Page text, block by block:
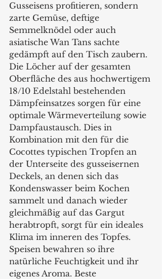
Gusseisens profitieren, sondern
zarte Gemüse, deftige
Semmelknödel oder auch
asiatische Wan Tans sachte
gedämpft auf den Tisch zaubern.
Die Löcher auf der gesamten
Oberfläche des aus hochwertigem
18/10 Edelstahl bestehenden
Dämpfeinsatzes sorgen für eine
optimale Wärmeverteilung sowie
Dampfaustausch. Dies in
Kombination mit den für die
Cocottes typischen Tropfen an
der Unterseite des gusseisernen
Deckels, an denen sich das
Kondenswasser beim Kochen
sammelt und danach wieder
gleichmäßig auf das Gargut
herabtropft, sorgt für ein ideales
Klima im inneren des Topfes.
Speisen bewahren so ihre
natürliche Feuchtigkeit und ihr
eigenes Aroma. Beste